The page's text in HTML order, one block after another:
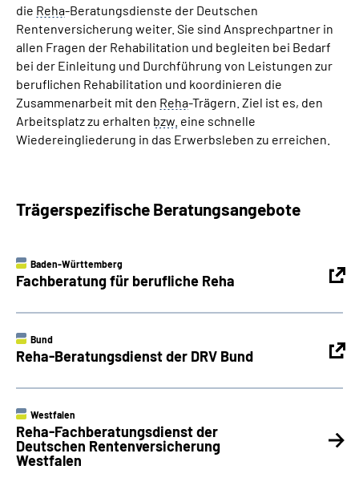
Mein Kundenportal
die Reha-Beratungsdienste der Deutschen
Rentenversicherung weiter. Sie sind Ansprechpartner in
allen Fragen der Rehabilitation und begleiten bei Bedarf
bei der Einleitung und Durchführung von Leistungen zur
beruflichen Rehabilitation und koordinieren die
Zusammenarbeit mit den Reha-Trägern. Ziel ist es, den
Arbeitsplatz zu erhalten bzw. eine schnelle
Wiedereingliederung in das Erwerbsleben zu erreichen.
Trägerspezifische Beratungsangebote
Baden-Württemberg
Fachberatung für berufliche Reha
Bund
Reha-Beratungsdienst der DRV Bund
Westfalen
Reha-Fachberatungsdienst der
Deutschen Rentenversicherung
Westfalen